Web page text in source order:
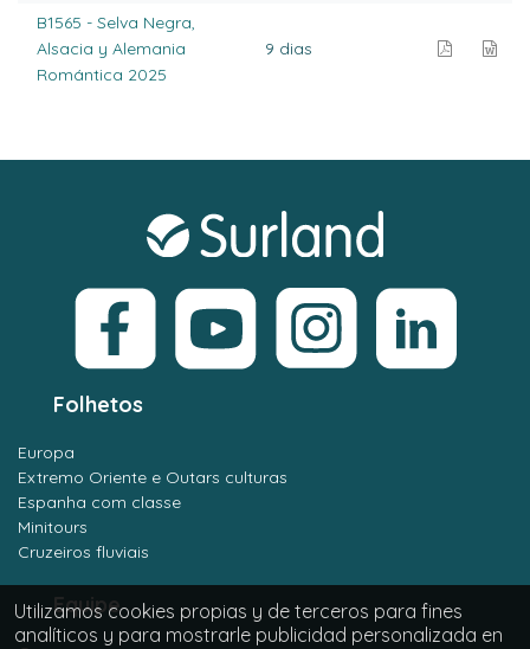
B1565 - Selva Negra,
Alsacia y Alemania
Romántica 2025
9 dias
Folhetos
Europa
Extremo Oriente e Outars culturas
Espanha com classe
Minitours
Cruzeiros fluviais
Equipe
Utilizamos cookies propias y de terceros para fines
analíticos y para mostrarle publicidad personalizada en